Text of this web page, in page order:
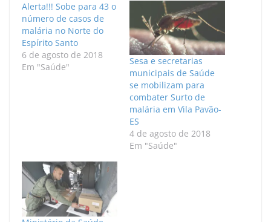
Alerta!!! Sobe para 43 o
número de casos de
malária no Norte do
Espírito Santo
6 de agosto de 2018
Em "Saúde"
Sesa e secretarias
municipais de Saúde
se mobilizam para
combater Surto de
malária em Vila Pavão-
ES
4 de agosto de 2018
Em "Saúde"